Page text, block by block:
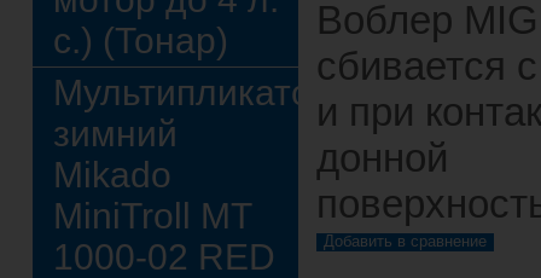
с.) (Тонар)
Мультипликатор
зимний
Mikado
MiniTroll MT
1000-02 RED
Воблер
сбивается
и при
донной